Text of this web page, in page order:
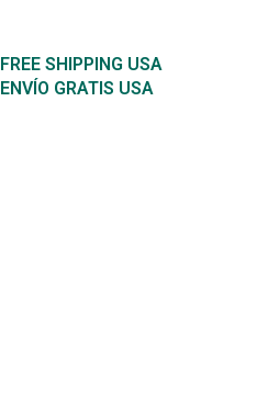
FREE SHIPPING USA
ENVÍO GRATIS USA